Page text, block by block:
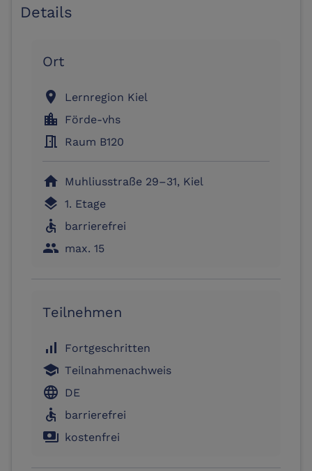
Details
Ort
location_on Lernregion Kiel
location_city Förde-vhs
meeting_room Raum B120
home Muhliusstraße 29–31, Kiel
layers 1. Etage
accessible barrierefrei
people max. 15
Teilnehmen
signal_cellular_alt Fortgeschritten
school Teilnahmenachweis
language DE
accessible barrierefrei
payments kostenfrei